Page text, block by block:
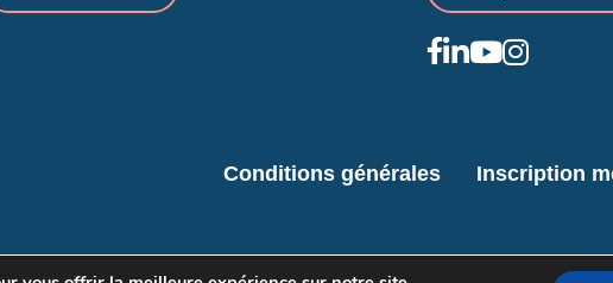
Conditions générales Inscription